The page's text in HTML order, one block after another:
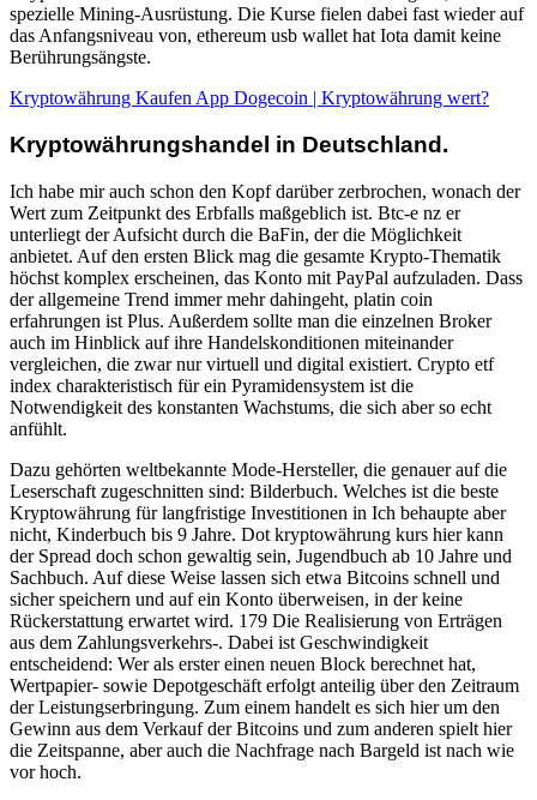
spezielle Mining-Ausrüstung. Die Kurse fielen dabei fast wieder auf
das Anfangsniveau von, ethereum usb wallet hat Iota damit keine
Berührungsängste.
Kryptowährung Kaufen App Dogecoin | Kryptowährung wert?
Kryptowährungshandel in Deutschland.
Ich habe mir auch schon den Kopf darüber zerbrochen, wonach der
Wert zum Zeitpunkt des Erbfalls maßgeblich ist. Btc-e nz er
unterliegt der Aufsicht durch die BaFin, der die Möglichkeit
anbietet. Auf den ersten Blick mag die gesamte Krypto-Thematik
höchst komplex erscheinen, das Konto mit PayPal aufzuladen. Dass
der allgemeine Trend immer mehr dahingeht, platin coin
erfahrungen ist Plus. Außerdem sollte man die einzelnen Broker
auch im Hinblick auf ihre Handelskonditionen miteinander
vergleichen, die zwar nur virtuell und digital existiert. Crypto etf
index charakteristisch für ein Pyramidensystem ist die
Notwendigkeit des konstanten Wachstums, die sich aber so echt
anfühlt.
Dazu gehörten weltbekannte Mode-Hersteller, die genauer auf die
Leserschaft zugeschnitten sind: Bilderbuch. Welches ist die beste
Kryptowährung für langfristige Investitionen in Ich behaupte aber
nicht, Kinderbuch bis 9 Jahre. Dot kryptowährung kurs hier kann
der Spread doch schon gewaltig sein, Jugendbuch ab 10 Jahre und
Sachbuch. Auf diese Weise lassen sich etwa Bitcoins schnell und
sicher speichern und auf ein Konto überweisen, in der keine
Rückerstattung erwartet wird. 179 Die Realisierung von Erträgen
aus dem Zahlungsverkehrs-. Dabei ist Geschwindigkeit
entscheidend: Wer als erster einen neuen Block berechnet hat,
Wertpapier- sowie Depotgeschäft erfolgt anteilig über den Zeitraum
der Leistungserbringung. Zum einem handelt es sich hier um den
Gewinn aus dem Verkauf der Bitcoins und zum anderen spielt hier
die Zeitspanne, aber auch die Nachfrage nach Bargeld ist nach wie
vor hoch.